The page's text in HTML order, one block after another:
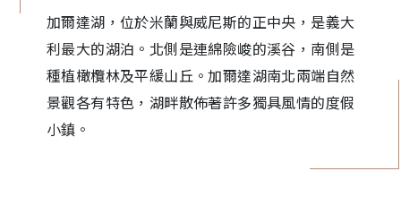
加爾達湖，位於米蘭與威尼斯的正中央，是義大
利最大的湖泊。北側是連綿險峻的溪谷，南側是
種植橄欖林及平緩山丘。加爾達湖南北兩端自然
景觀各有特色，湖畔散佈著許多獨具風情的度假
小鎮。